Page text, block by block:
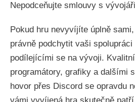
Nepodceňujte smlouvy s vývojáři
Pokud hru nevyvíjíte úplně
právně podchytit vaši
podílejícími se na vývoji.
programátory, grafiky a dalšími
hovor přes Discord se opravdu